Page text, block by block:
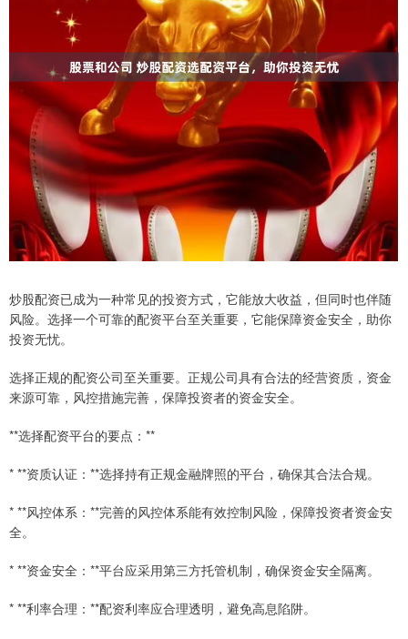
炒股配资已成为一种常见的投资方式，它能放大收益，但同时也伴随
风险。选择一个可靠的配资平台至关重要，它能保障资金安全，助你
投资无忧。
选择正规的配资公司至关重要。正规公司具有合法的经营资质，资金
来源可靠，风控措施完善，保障投资者的资金安全。
**选择配资平台的要点：**
* **资质认证：**选择持有正规金融牌照的平台，确保其合法合规。
* **风控体系：**完善的风控体系能有效控制风险，保障投资者资金安
全。
* **资金安全：**平台应采用第三方托管机制，确保资金安全隔离。
* **利率合理：**配资利率应合理透明，避免高息陷阱。